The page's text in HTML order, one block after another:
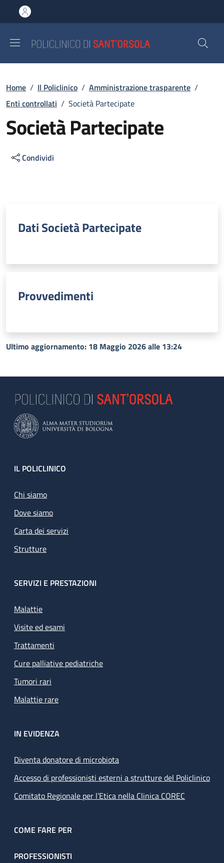
al contenuto principale
to footer content
Briciole di pane
Home / Il Policlinico / Amministrazione trasparente /
Enti controllati / Società Partecipate
Società Partecipate
Condividi
Dati Società Partecipate
Provvedimenti
Ultimo aggiornamento: 18 Maggio 2026 alle 13:24
Footer
IL POLICLINICO
Chi siamo
Dove siamo
Carta dei servizi
Strutture
SERVIZI E PRESTAZIONI
Malattie
Visite ed esami
Trattamenti
Cure palliative pediatriche
Tumori rari
Malattie rare
IN EVIDENZA
Diventa donatore di microbiota
Accesso di professionisti esterni a strutture del Policlinico
Comitato Regionale per l’Etica nella Clinica COREC
COME FARE PER
PROFESSIONISTI